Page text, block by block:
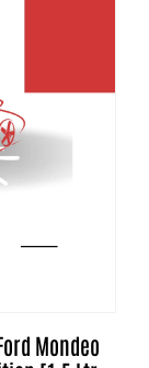
Mondeo